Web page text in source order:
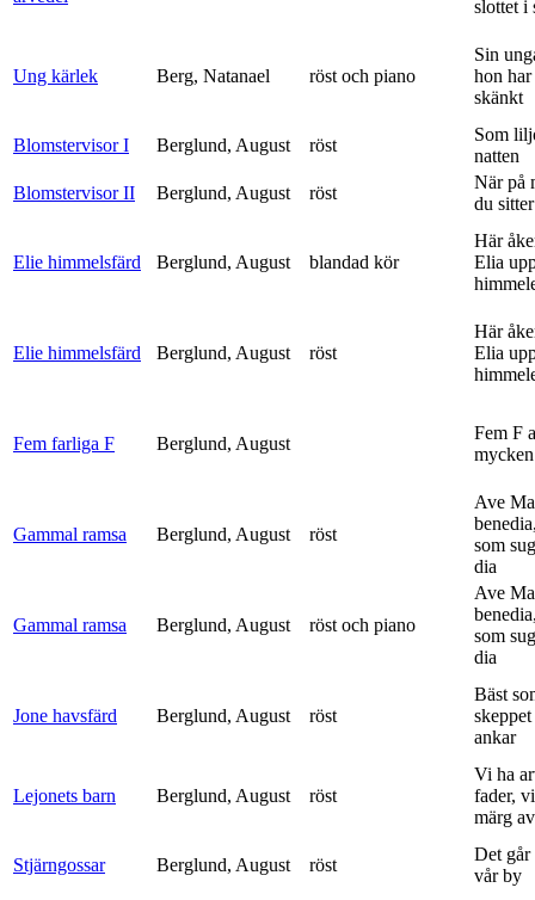
slottet i
Ung kärlek Berg, Natanael röst och piano
Sin
hon
skänkt
Blomstervisor I Berglund, August röst
Som
natten
Blomstervisor II
Berglund, August röst
När på
du sitter
Elie himmelsfärd Berglund, August blandad kör
Här
Elia
Elie himmelsfärd Berglund, August röst
Här
Elia
Fem farliga F Berglund, August
Fem F
Gammal ramsa Berglund, August röst
Ave
som
dia
Gammal ramsa Berglund, August röst och piano
Ave
som
dia
Jone havsfärd Berglund, August röst
Bäst
ankar
Lejonets barn Berglund, August röst
Vi ha
fader,
märg
Stjärngossar Berglund, August röst
Det går
vår by